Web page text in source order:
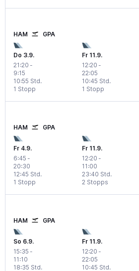
HAM GPA
Do 3.9.
21:20 -
9:15
1 Stopp
10:55 Std.
Fr 11.9.
12:20 -
22:05
1 Stopp
10:45 Std.
HAM GPA
Fr 4.9.
6:45 -
20:30
1 Stopp
12:45 Std.
Fr 11.9.
12:20 -
11:00
2 Stopps
23:40 Std.
HAM GPA
So 6.9.
15:35 -
11:10
18:35 Std.
Fr 11.9.
12:20 -
22:05
10:45 Std.